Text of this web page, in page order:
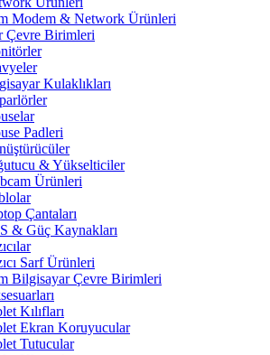
Modem & Network Ürünleri
Çevre Birimleri
Kulaklıkları
Padleri
& Yükselticiler
Ürünleri
Çantaları
& Güç Kaynakları
Sarf Ürünleri
Bilgisayar Çevre Birimleri
Kılıfları
Ekran Koruyucular
Tutucular